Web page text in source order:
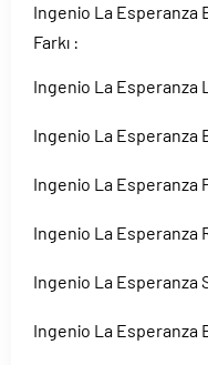
Ingenio La Esperanza
Farkı :
Ingenio La Esperanza
Ingenio La Esperanza
Ingenio La Esperanza
Ingenio La Esperanza
Ingenio La Esperanza
Ingenio La Esperanza